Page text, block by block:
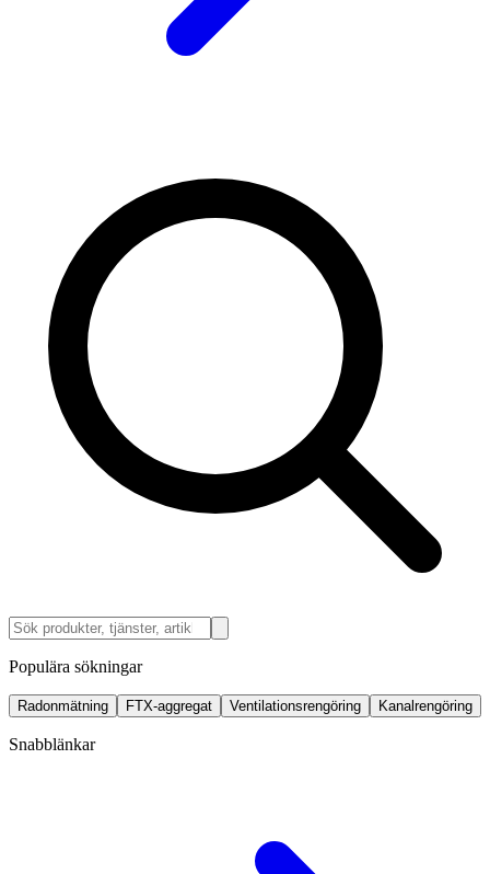
Populära sökningar
Radonmätning FTX-aggregat Ventilationsrengöring Kanalrengöring
Snabblänkar